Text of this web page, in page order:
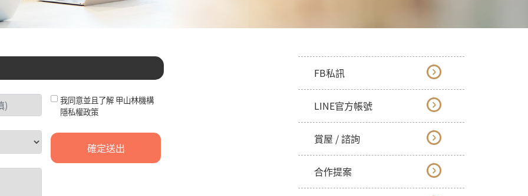
我同意並且了解 甲山林機構
隱私權政策
確定送出
FB私訊
LINE官方帳號
賞屋 / 諮詢
合作提案